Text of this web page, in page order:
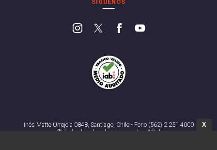
SÍGUENOS
Inés Matte Urrejola 0848, Santiago, Chile - Fono (562) 2 251 4000
© Todos los derechos reservados. 13.cl
X